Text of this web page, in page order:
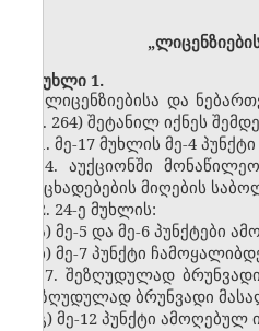
მუხლი 1.
„ლიცენზიებისა და
მუხ. 264) შეტანილ იქნეს
1. მე-17 მუხლის მე-4
„4. აუქციონში
განცხადებების მიღების
2. 24-ე მუხლის:
ა) მე-5 და მე-6 პუნქტები
ბ) მე-7 პუნქტი
„7. შეზღუდულად
(შეზღუდულად ბრუნვადი
გ) მე-12 პუნქტი ამოღებულ